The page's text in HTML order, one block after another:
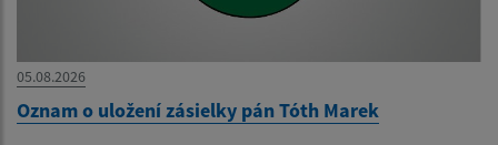
05.08.2026
Oznam o uložení zásielky pán Tóth Marek